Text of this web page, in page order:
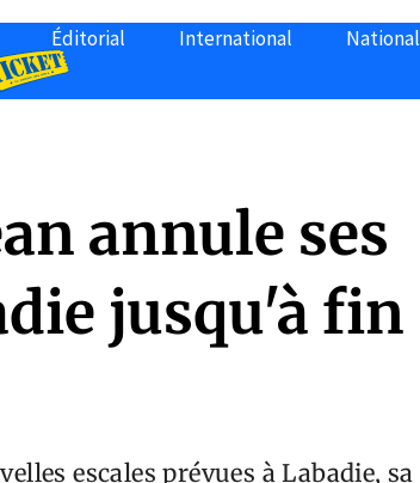
Éditorial International National
annule ses
jusqu'à fin
escales prévues à Labadie, sa